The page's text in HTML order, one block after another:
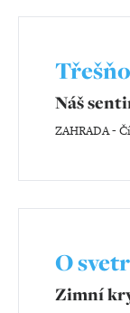
Náš
ZAHRADA-
O
Zimní